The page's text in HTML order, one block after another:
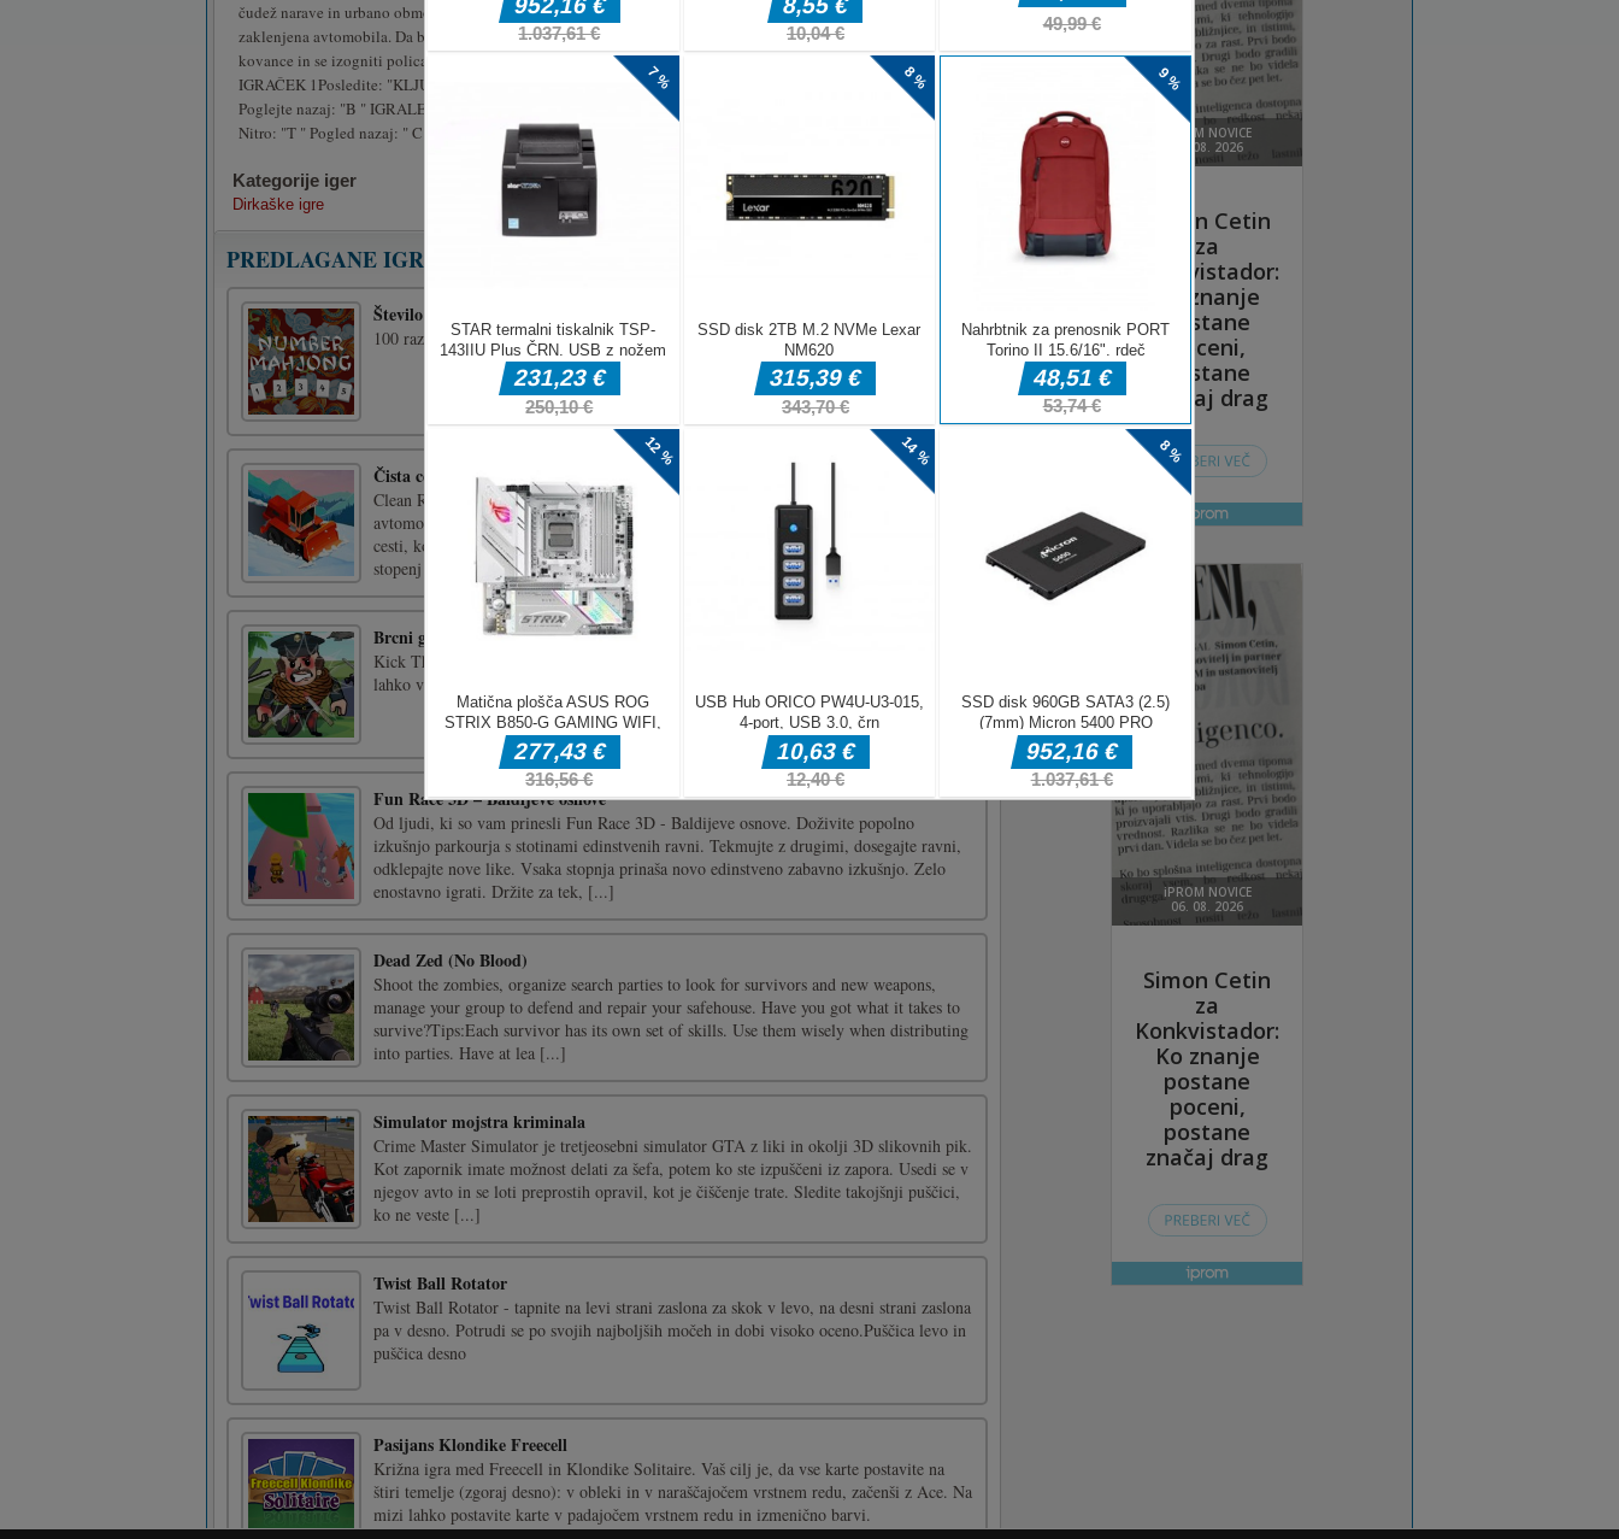
čudež narave in urbano območje. V garažo je na voljo 3
zaklenjena avtomobila. Da bi jih odklenili, morate zbrati
kovance in se izogniti policajem.
IGRAČEK 1Posledite: "KLJUČI STRELJ " Nitro: "N "
Poglejte nazaj: "B " IGRALEC 2Posledite: "W, A, S, D "
Nitro: "T " Pogled nazaj: " C "Ponovno zastavljanje: " R "
Kategorije iger
Dirkaške igre
PREDLAGANE IGRE
Število Mahjong
100 različnih postavitev v igri Number Mahjong Solitaire. Lahko opravite vse stopnje?
Čista cesta 2
Clean Road 2 je nova igra, kot je bila prejšnja igra Clean Road, zagnati morate svoj
avtomobil znova in začeti svojo pustolovščino. Včasih se je težko izogniti oviram na
cesti, ko vozite z veliko hitrostjo, vendar morate izzvati sami. Poskusite preteči več
stopenj in odklenite ve [...]
Brcni generala
Kick The General je zabavna protistresna igra, kjer lahko brcnete generala. Kupite
lahko veliko orožja, da ga uporabite proti generalu.Tapnite za predvajanje
Fun Race 3D – Baldijeve osnove
Od ljudi, ki so vam prinesli Fun Race 3D - Baldijeve osnove. Doživite popolno
izkušnjo parkourja s stotinami edinstvenih ravni. Tekmujte z drugimi, dosegajte ravni,
odklepajte nove like. Vsaka stopnja prinaša novo edinstveno zabavno izkušnjo. Zelo
enostavno igrati. Držite za tek, [...]
Dead Zed (No Blood)
Shoot the zombies, organize search parties to look for survivors and new weapons,
manage your group to defend and repair your safehouse. Have you got what it takes to
survive?Tips:Each survivor has its own set of skills. Use them wisely when distributing
into parties. Have at lea [...]
Simulator mojstra kriminala
Crime Master Simulator je tretjeosebni simulator GTA z liki in okolji 3D slikovnih pik.
Kot zapornik imate možnost delati za šefa, potem ko ste izpuščeni iz zapora. Usedi se v
njegov avto in se loti preprostih opravil, kot je čiščenje trate. Sledite takojšnji puščici,
ko ne veste [...]
Twist Ball Rotator
Twist Ball Rotator - tapnite na levi strani zaslona za skok v levo, na desni strani zaslona
pa v desno. Potrudi se po svojih najboljših močeh in dobi visoko oceno.Puščica levo in
puščica desno
Pasijans Klondike Freecell
Križna igra med Freecell in Klondike Solitaire. Vaš cilj je, da vse karte postavite na
štiri temelje (zgoraj desno): v obleki in v naraščajočem vrstnem redu, začenši z Ace. Na
mizi lahko postavite karte v padajočem vrstnem redu in izmenično barvi.